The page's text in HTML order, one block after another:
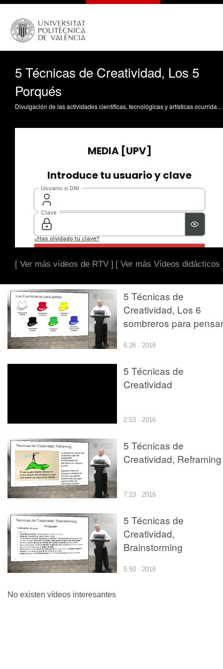
5 Técnicas de Creatividad, Los 5
Porqués
Divulgación de las actividades científicas, tecnológicas y artísticas ocurridas en los tres campus de la UPV
[ Ver más vídeos de RTV ] [ Ver más Vídeos didácticos
5 Técnicas de
Creatividad, Los 6
sombreros para pensar
6:26 · 2016
5 Técnicas de
Creatividad
2:53 · 2016
5 Técnicas de
Creatividad, Reframing
7:23 · 2016
5 Técnicas de
Creatividad,
Brainstorming
5:50 · 2016
No existen vídeos interesantes